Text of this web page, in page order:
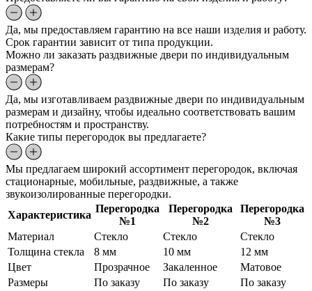
Да, мы предоставляем гарантию на все наши изделия и работу.
Срок гарантии зависит от типа продукции.
Можно ли заказать раздвижные двери по индивидуальным
размерам?
Да, мы изготавливаем раздвижные двери по индивидуальным
размерам и дизайну, чтобы идеально соответствовать вашим
потребностям и пространству.
Какие типы перегородок вы предлагаете?
Мы предлагаем широкий ассортимент перегородок, включая
стационарные, мобильные, раздвижные, а также
звукоизолированные перегородки.
Характеристика
Перегородка
№1
Перегородка
№2
Перегородка
№3
Материал
Стекло Стекло
Стекло
Толщина стекла
8 мм 10 мм
12 мм
Цвет
Прозрачное Закаленное
Матовое
Размеры
По заказу По заказу
По заказу